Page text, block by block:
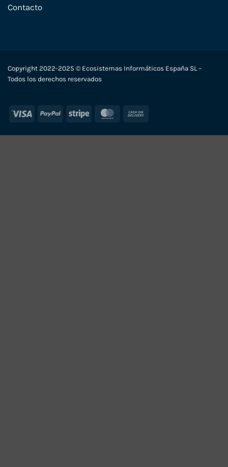
Contacto
Copyright 2022-2025 © Ecosistemas Informáticos España SL –
Todos los derechos reservados
Visa PayPal Stripe MasterCard